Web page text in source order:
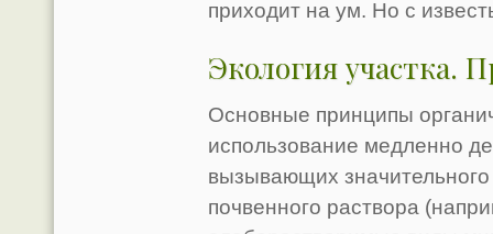
приходит на ум. Но с
Экология участка.
Основные принципы
использование медленно
вызывающих
почвенного раствора